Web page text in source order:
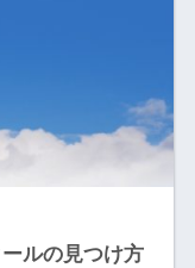
ルの見つけ方